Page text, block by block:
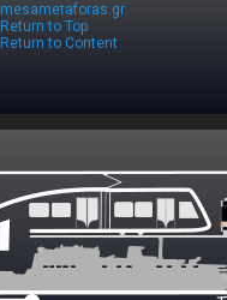
mesametaforas.gr
Return to Top
Return to Content